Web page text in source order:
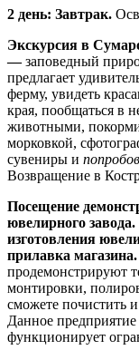
2 день: Завтрак.
Экскурсия в
—заповедный
предлагает
ферму, увидеть
края, пообщаться в
животными,
морковкой,
сувениры и
Возвращение в
Посещение
ювелирного
изготовления
прилавка магазина.
продемонстрируют
монтировки,
сможете почистить
Данное
функционирует